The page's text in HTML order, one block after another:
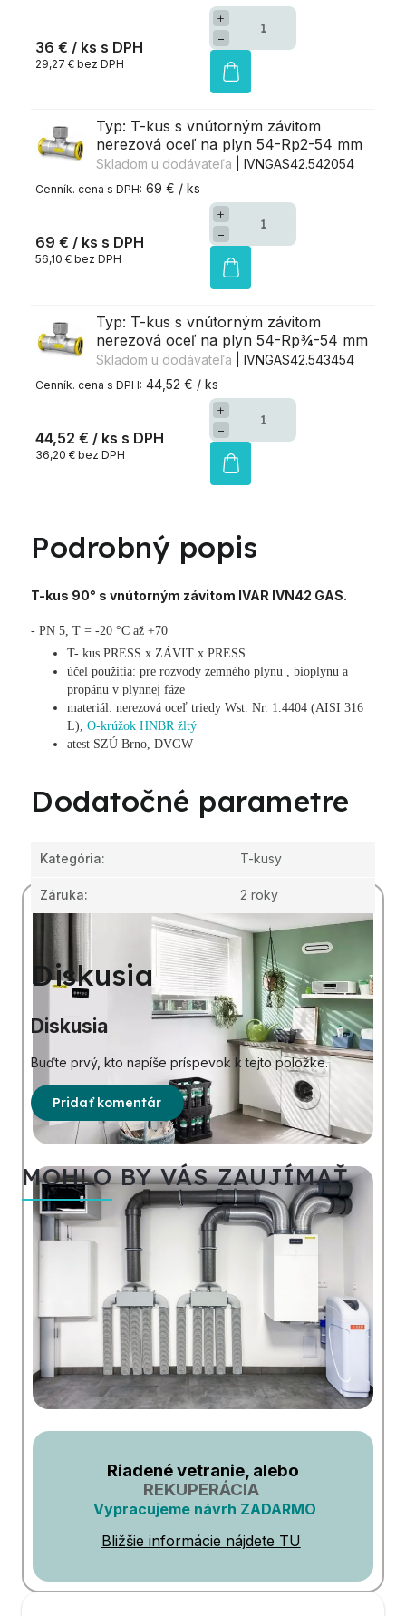
36 € / ks
29,27 € bez DPH
+
−
Typ: T-kus s vnútorným závitom
nerezová oceľ na plyn 54-Rp2-54 mm
Skladom u dodávateľa
| IVNGAS42.542054
69 € / ks
69 € / ks
56,10 € bez DPH
+
−
Typ: T-kus s vnútorným závitom
nerezová oceľ na plyn 54-Rp¾-54 mm
Skladom u dodávateľa
| IVNGAS42.543454
44,52 € / ks
44,52 € / ks
36,20 € bez DPH
+
−
Podrobný popis
T-kus 90° s vnútorným závitom IVAR IVN42 GAS.
- PN 5, T = -20 °C až +70
T- kus PRESS x ZÁVIT x PRESS
účel použitia: pre rozvody zemného plynu , bioplynu a
propánu v plynnej fáze
materiál: nerezová oceľ triedy Wst. Nr. 1.4404 (AISI 316
L), O-krúžok HNBR žltý
atest SZÚ Brno, DVGW
Dodatočné parametre
Kategória: T-kusy
Záruka: 2 roky
Diskusia
Diskusia
Buďte prvý, kto napíše príspevok k tejto položke.
Pridať komentár
MOHLO BY VÁS ZAUJÍMAŤ
Riadené vetranie, alebo
REKUPERÁCIA
Vypracujeme návrh ZADARMO
Bližšie informácie nájdete TU